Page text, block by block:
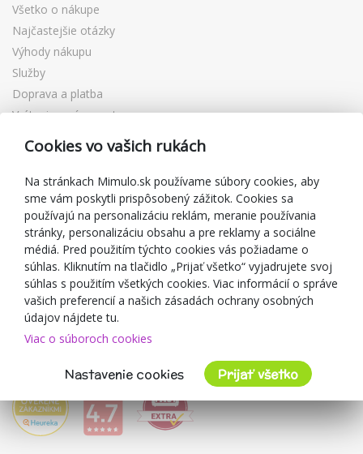
Všetko o nákupe
Najčastejšie otázky
Výhody nákupu
Služby
Doprava a platba
Vrátenie a výmena tovaru
Darčekové poukážky
Zľavové kupóny
Blog
O predajcovi
Mimulo.sk
Obchodné podmienky
Ochrana osobných údajov GDPR
Kontakty
Spolupracujeme
Cookies vo vašich rukách
Na stránkach Mimulo.sk používame súbory cookies, aby
sme vám poskytli prispôsobený zážitok. Cookies sa
používajú na personalizáciu reklám, meranie používania
stránky, personalizáciu obsahu a pre reklamy a sociálne
médiá. Pred použitím týchto cookies vás požiadame o
súhlas. Kliknutím na tlačidlo „Prijať všetko“ vyjadrujete svoj
súhlas s použitím všetkých cookies. Viac informácií o správe
vašich preferencií a našich zásadách ochrany osobných
údajov nájdete tu.
Viac o súboroch cookies
Nastavenie cookies Prijať všetko